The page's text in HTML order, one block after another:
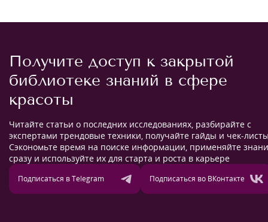
Получите доступ к закрытой
библиотеке знаний в сфере
красоты
Читайте статьи о последних исследованиях, разбирайте с
экспертами трендовые техники, получайте гайды и чек-
Сэкономьте время на поиске информации, применяйте
сразу и используйте их для старта и роста в карьере
Подписаться в Telegram Подписаться во ВКонтакте